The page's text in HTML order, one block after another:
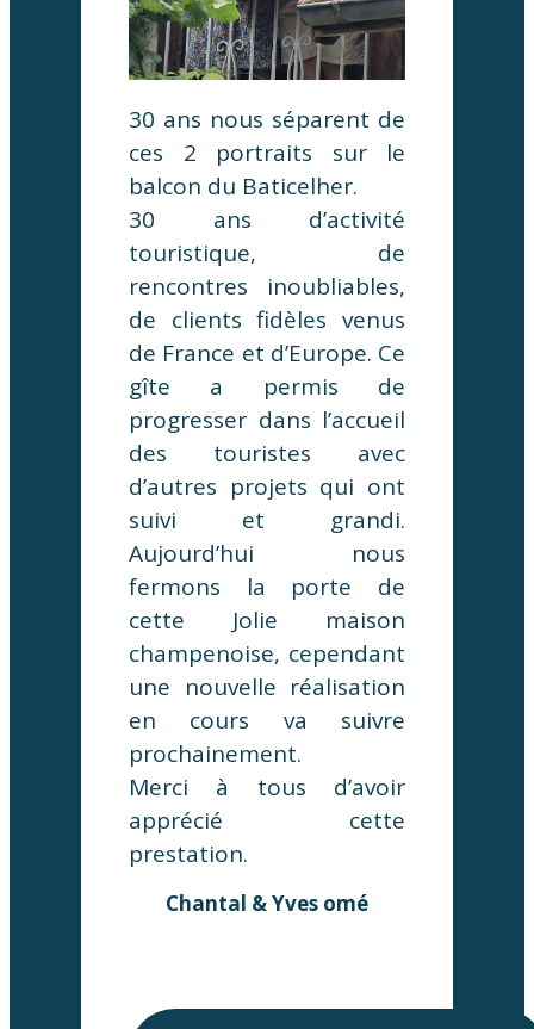
30 ans nous séparent de
ces 2 portraits sur le
balcon du Baticelher.
30 ans d’activité
touristique, de
rencontres inoubliables,
de clients fidèles venus
de France et d’Europe. Ce
gîte a permis de
progresser dans l’accueil
des touristes avec
d’autres projets qui ont
suivi et grandi.
Aujourd’hui nous
fermons la porte de
cette Jolie maison
champenoise, cependant
une nouvelle réalisation
en cours va suivre
prochainement.
Merci à tous d’avoir
apprécié cette
prestation.
Chantal & Yves omé